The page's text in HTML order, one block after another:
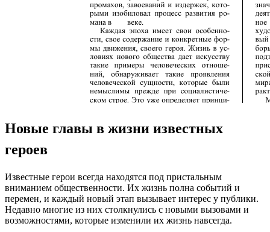
Новые главы в жизни известных
героев
Известные герои всегда находятся под пристальным
вниманием общественности. Их жизнь полна событий и
перемен, и каждый новый этап вызывает интерес у публики.
Недавно многие из них столкнулись с новыми вызовами и
возможностями, которые изменили их жизнь навсегда.